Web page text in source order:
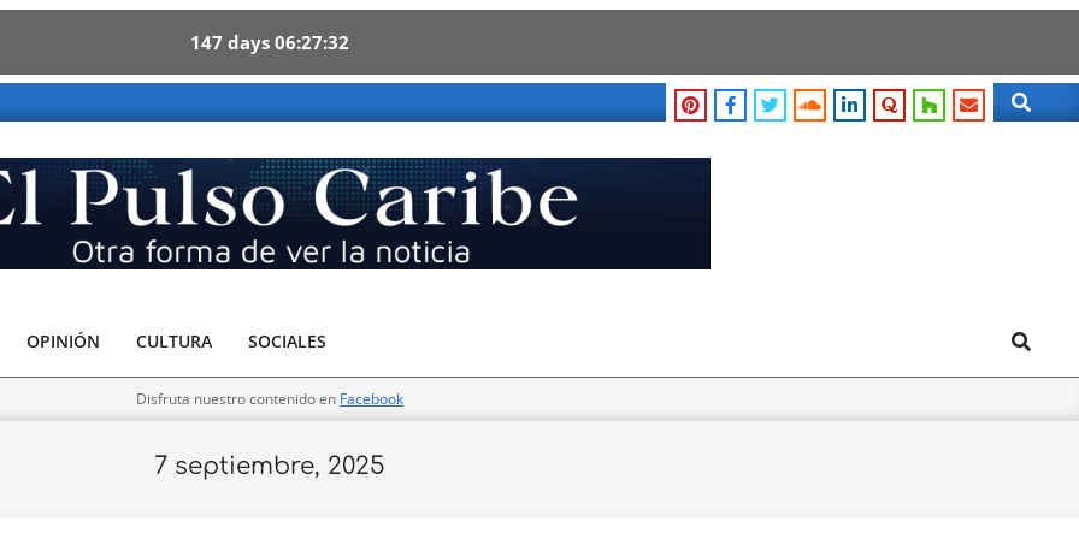
147 days 06 27 31
Search
OPINIÓN CULTURA SOCIALES Search
Disfruta nuestro contenido en Facebook
7 septiembre, 2025